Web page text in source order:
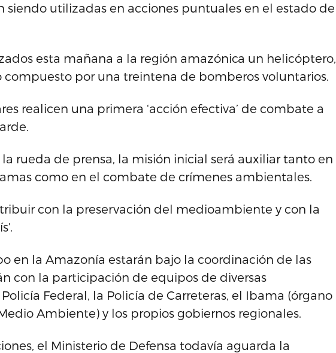
siendo utilizadas en acciones puntuales en el estado de
esta mañana a la región amazónica un helicóptero,
compuesto por una treintena de bomberos voluntarios.
realicen una primera ‘acción efectiva’ de combate a
rueda de prensa, la misión inicial será auxiliar tanto en
como en el combate de crímenes ambientales.
con la preservación del medioambiente y con la
en la Amazonía estarán bajo la coordinación de las
con la participación de equipos de diversas
Federal, la Policía de Carreteras, el Ibama (órgano
Ambiente) y los propios gobiernos regionales.
el Ministerio de Defensa todavía aguarda la